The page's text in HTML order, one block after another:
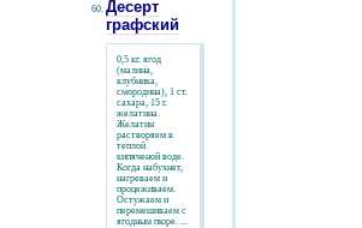
Десерт
графский
0,5 кг. ягод
(малина,
клубника,
смородина), 1 ст.
сахара, 15 г.
желатина.
Желатин
растворяем в
теплой
кипяченой воде.
Когда набухнет,
нагреваем и
процеживаем.
Остужаем и
перемешиваем с
ягодным пюре. ...